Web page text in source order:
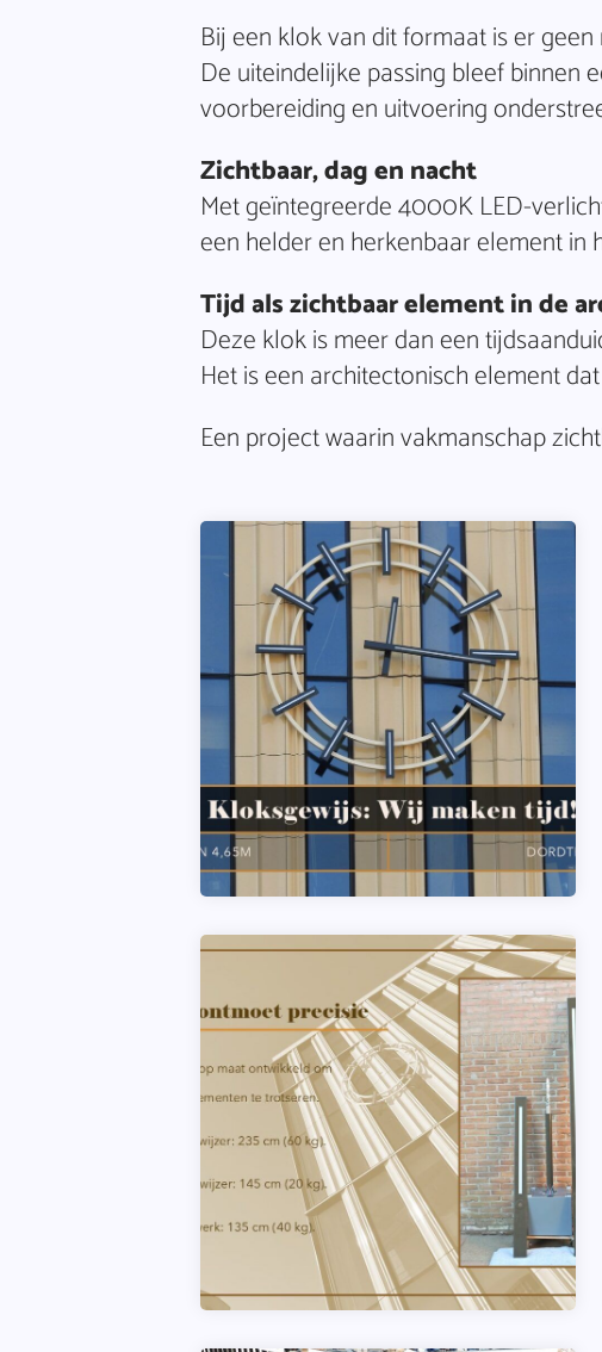
Bij een klok van dit formaat is er
De uiteindelijke passing bleef binnen
voorbereiding en uitvoering
Zichtbaar, dag en nacht
Met geïntegreerde 4000K LED-
een helder en herkenbaar element in
Tijd als zichtbaar element in de
Deze klok is meer dan een
Het is een architectonisch element
Een project waarin vakmanschap